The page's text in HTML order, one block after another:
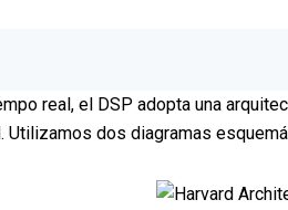
real, el DSP adopta una
dos diagramas